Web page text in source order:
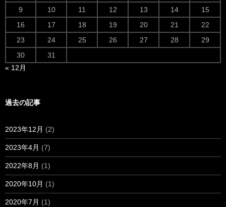
9
10 11 12 13 14
15
16
17 18 19 20 21
22
23
24 25 26 27 28
29
30
31
« 12月
過去の記事
2023年12月 (2)
2023年4月 (7)
2022年8月 (1)
2020年10月 (1)
2020年7月 (1)